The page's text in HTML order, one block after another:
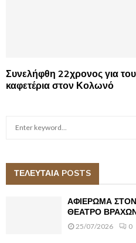
Συνελήφθη 22χρονος για
καφετέρια στον Κολωνό
h
ΤΕΛΕΥΤΑΙΑ POSTS
ΑΦΙΕΡΩΜΑ
ΘΕΑΤΡΟ
25/07/2026 0